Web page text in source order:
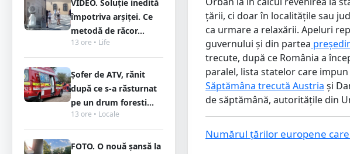
VIDEO. Soluție inedită
împotriva arșiței. Ce
metodă de răcor...
13 ore • Life
Șofer de ATV, rănit
după ce s-a răsturnat
pe un drum foresti...
13 ore • Locale
FOTO. O nouă șansă la
ţării, ci doar în localităţile sau
ca urmare a relaxării. Apeluri
guvernului și din partea
trecute, după ce România a
paralel, lista statelor care
Săptămâna trecută Austria și
de săptămână, autoritățile din
Numărul țărilor europene